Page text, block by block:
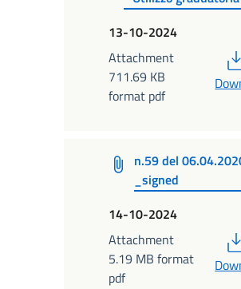
13-10-2024
Attachment
711.69 KB
format pdf
n.59 del
_signed
14-10-2024
Attachment
5.19 MB format
pdf